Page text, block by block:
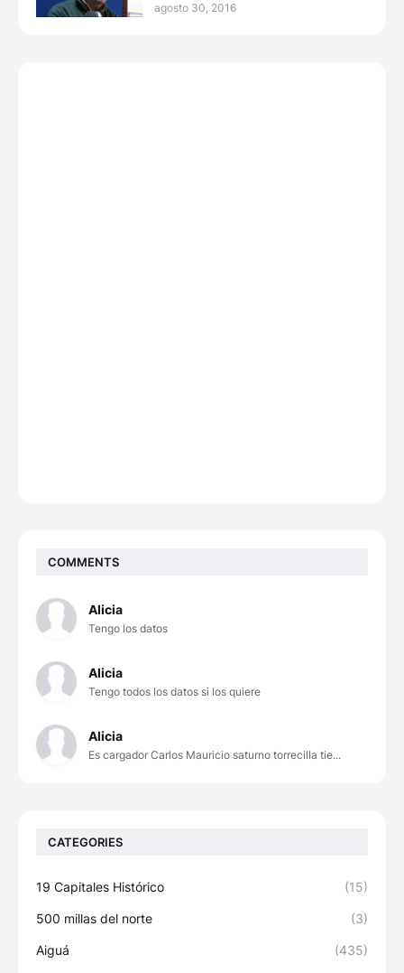
agosto 30, 2016
COMMENTS
Alicia
Tengo los datos
Alicia
Tengo todos los datos si los quiere
Alicia
Es cargador Carlos Mauricio saturno torrecilla tie...
CATEGORIES
19 Capitales Histórico (15)
500 millas del norte (3)
Aiguá (435)